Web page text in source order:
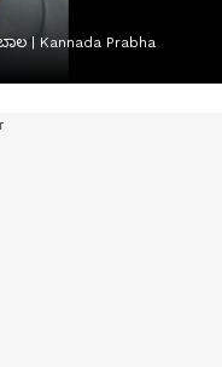
| Kannada Prabha